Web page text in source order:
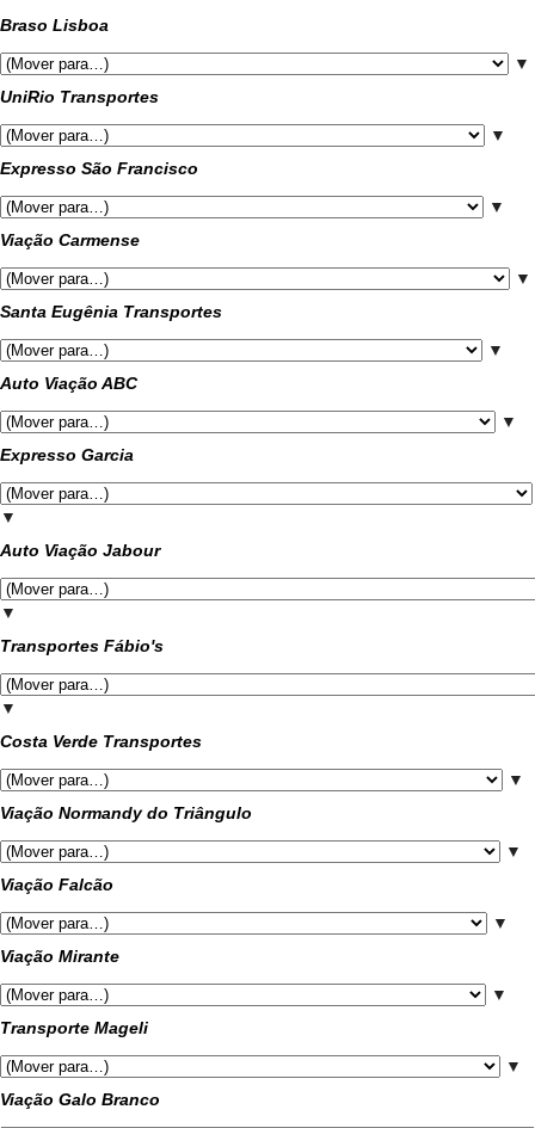
Braso Lisboa
▼
UniRio Transportes
▼
Expresso São Francisco
▼
Viação Carmense
▼
Santa Eugênia Transportes
▼
Auto Viação ABC
▼
Expresso Garcia
▼
Auto Viação Jabour
▼
Transportes Fábio's
▼
Costa Verde Transportes
▼
Viação Normandy do Triângulo
▼
Viação Falcão
▼
Viação Mirante
▼
Transporte Mageli
▼
Viação Galo Branco